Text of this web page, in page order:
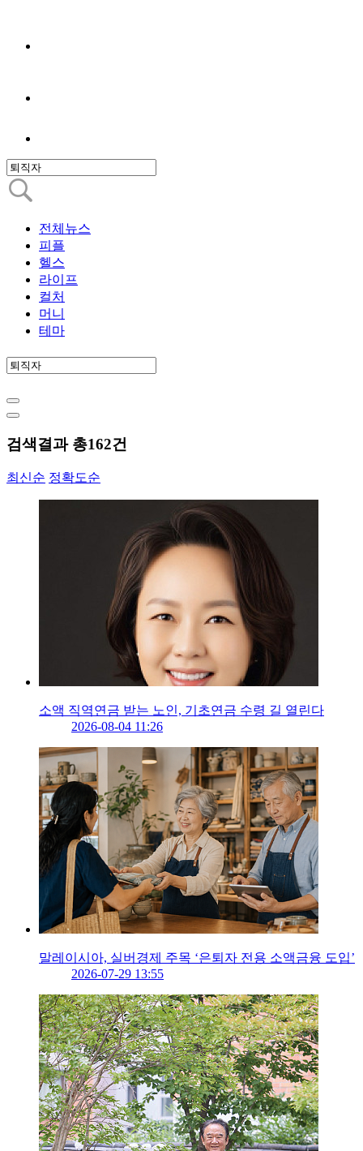
전체뉴스
피플
헬스
라이프
컬처
머니
테마
검색결과 총162건
최신순 정확도순
소액 직역연금 받는 노인, 기초연금 수령 길 열린다
2026-08-04 11:26
말레이시아, 실버경제 주목 ‘은퇴자 전용 소액금융 도입’
2026-07-29 13:55